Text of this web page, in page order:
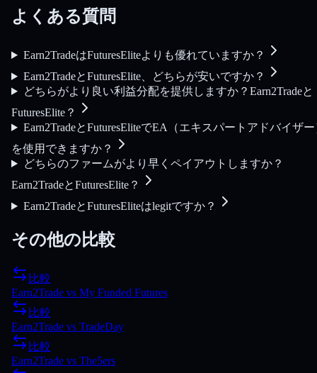
よくある質問
Earn2TradeはFuturesEliteよりも優れていますか？
Earn2TradeとFuturesElite、どちらが安いですか？
どちらがより良い利益分配を提供しますか？Earn2Tradeと
FuturesElite？
Earn2TradeとFuturesEliteでEA（エキスパートアドバイザ
を使用できますか？
どちらのファームがより早くペイアウトしますか？
Earn2TradeとFuturesElite？
Earn2TradeとFuturesEliteはlegitですか？
その他の比較
比較
Earn2Trade vs My Funded Futures
比較
Earn2Trade vs TradeDay
比較
Earn2Trade vs The5ers